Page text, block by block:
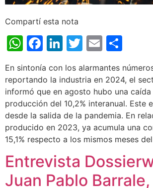
Compartí esta nota
WhatsApp
Facebook
LinkedIn
Twitter
Email
En sintonía con los alarmantes
reportando la industria en 2024, el
informó que en agosto hubo una caída
producción del 10,2% interanual. Este
desde la salida de la pandemia. En
producido en 2023, ya acumula una
15,1% respecto a los mismos meses
Entrevista
Juan Pablo